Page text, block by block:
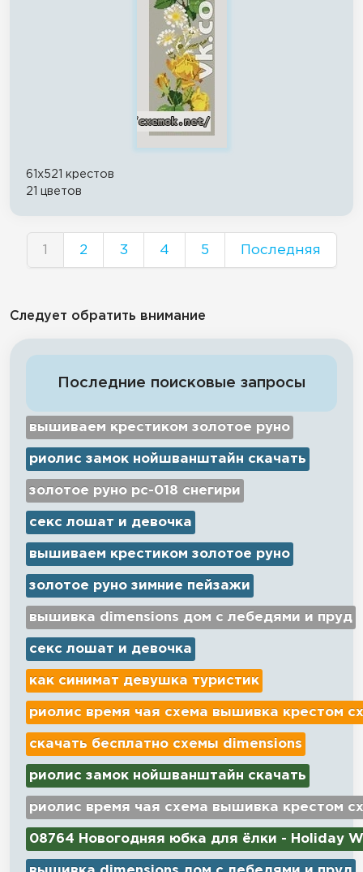
61x521 крестов
21 цветов
1 2 3 4 5 Последняя
Следует обратить внимание
Последние поисковые запросы
вышиваем крестиком золотое руно
риолис замок нойшванштайн скачать
золотое руно рс-018 снегири
секс лошат и девочка
вышиваем крестиком золотое руно
золотое руно зимние пейзажи
вышивка dimensions дом с лебедями и пруд
секс лошат и девочка
как синимат девушка туристик
риолис время чая схема вышивка крестом
скачать бесплатно схемы dimensions
риолис замок нойшванштайн скачать
риолис время чая схема вышивка крестом
08764 Новогодняя юбка для ёлки - Holiday